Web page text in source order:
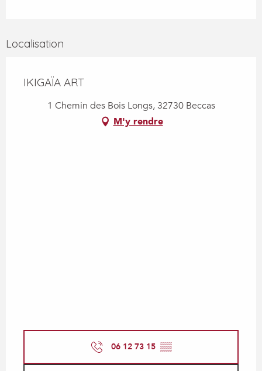
Localisation
IKIGAÏA ART
1 Chemin des Bois Longs, 32730 Beccas
M'y rendre
06 12 73 15 ▒▒